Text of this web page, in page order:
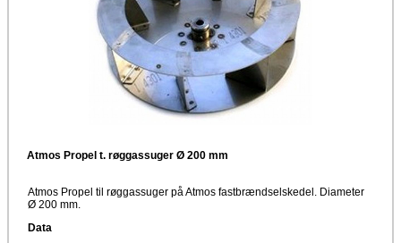
Atmos Propel t. røggassuger Ø 200 mm
Atmos Propel til røggassuger på Atmos fastbrændselskedel. Diameter
Ø 200 mm.
Data